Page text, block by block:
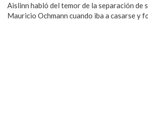
Aislinn habló del temor de la separación de
Mauricio Ochmann cuando iba a casarse y